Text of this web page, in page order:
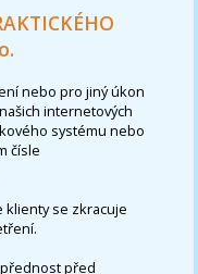
nebo pro jiný úkon
internetových
systému nebo
čísle
se zkracuje
před